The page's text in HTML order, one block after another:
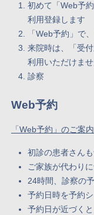
初めて「Web予
利用登録します
「Web予約」で
来院時は、「受
利用いただけませ
診察
Web予約
「Web予約」のご案内
初診の患者さん
ご家族が代わり
24時間、診察の
予約⽇時を予約
予約⽇が近づく